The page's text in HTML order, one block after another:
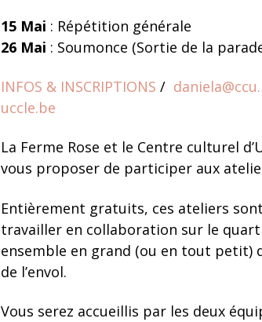
15 Mai : Répétition générale
26 Mai : Soumonce (Sortie de la
INFOS & INSCRIPTIONS /
uccle.be
La Ferme Rose et le Centre culturel
vous proposer de participer aux
Entièrement gratuits, ces ateliers
travailler en collaboration sur le
ensemble en grand (ou en tout petit)
de l’envol.
Vous serez accueillis par les deux